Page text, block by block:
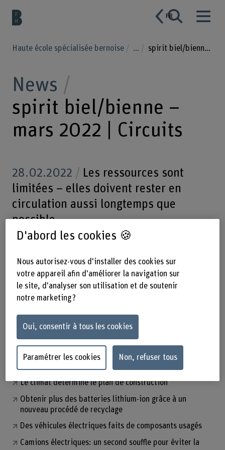
FR
Haute école spécialisée bernoise ... spirit biel/bienne – März 2022 | Circuits
News
spirit biel/bienne –
mars 2022 | Circuits
28.02.2022
Les ressources sont
limitées – elles doivent rester en
circulation aussi longtemps que
possible
Les ressources sont limitées – elles doivent rester en
circulation aussi longtemps que possible
Focus
L’économie circulaire, une chance à saisir pour les
déchets de chantier
«Nous souhaitons former des gens qui pensent
Le climat détermine le plan de construction
Obtenir plus des batteries lithium-ion grâce à un
nouveau procédé de recyclage
Des véhicules électriques faits de composants usagés
Camions électriques: un second souffle pour éviter la
D'abord les cookies 🍪
Nous autorisez-vous d'installer des cookies sur
votre appareil afin d'améliorer la navigation sur
le site, d'analyser son utilisation et de soutenir
notre marketing ?
Oui, consentir à tous les cookies
Paramétrer les cookies Non, refuser tous